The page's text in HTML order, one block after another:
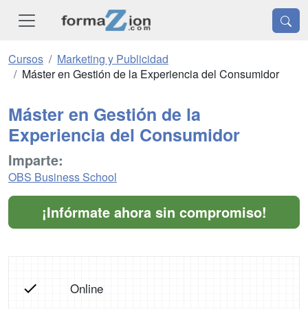
Cursos
Marketing y Publicidad
Máster en Gestión de la Experiencia del Consumidor
Máster en Gestión de la
Experiencia del Consumidor
Imparte:
OBS Business School
¡Infórmate ahora sin compromiso!
Online